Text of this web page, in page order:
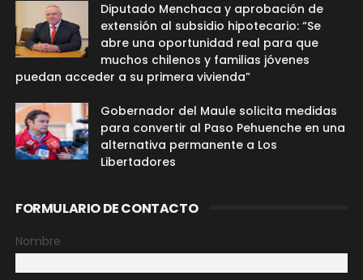
Diputado Menchaca y aprobación de
extensión al subsidio hipotecario: “Se
abre una oportunidad real para que
muchos chilenos y familias jóvenes
puedan acceder a su primera vivienda”
Gobernador del Maule solicita medidas
para convertir al Paso Pehuenche en una
alternativa permanente a Los
Libertadores
FORMULARIO DE CONTACTO
Nombre